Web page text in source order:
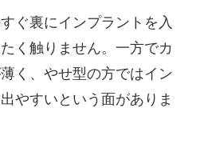
ぐ裏にインプラントを入
く触りません。一方でカ
く、やせ型の方ではイン
やすいという面がありま